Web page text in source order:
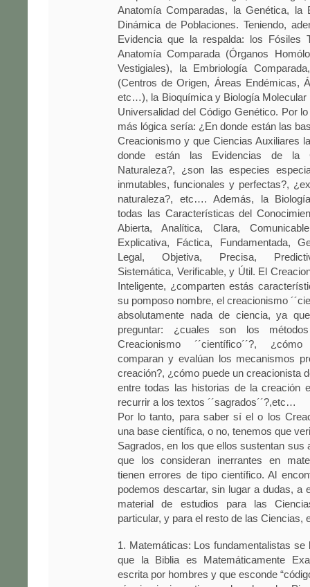
Anatomía Comparadas, la Genética, la
Dinámica de Poblaciones. Teniendo,
Evidencia que la respalda: los Fósiles
Anatomía Comparada (Órganos
Vestigiales), la Embriología
(Centros de Origen, Áreas Endémicas,
etc…), la Bioquímica y Biología Molecular
Universalidad del Código Genético. Por
más lógica sería: ¿En donde están las
Creacionismo y que Ciencias Auxiliares
donde están las Evidencias de la
Naturaleza?, ¿son las especies
inmutables, funcionales y perfectas?,
naturaleza?, etc…. Además, la
todas las Características del
Abierta, Analítica, Clara,
Explicativa, Fáctica, Fundamentada,
Legal, Objetiva, Precisa,
Sistemática, Verificable, y Útil. El
Inteligente, ¿comparten estás
su pomposo nombre, el creacionismo
absolutamente nada de ciencia, ya
preguntar: ¿cuales son los
Creacionismo ´´científico´´?,
comparan y evalúan los mecanismos
creación?, ¿cómo puede un creacionista
entre todas las historias de la creación
recurrir a los textos ´´sagrados´´?,etc…
Por lo tanto, para saber sí el o los
una base científica, o no, tenemos que
Sagrados, en los que ellos sustentan sus
que los consideran inerrantes en
tienen errores de tipo científico. Al
podemos descartar, sin lugar a dudas, a
material de estudios para las
particular, y para el resto de las Ciencias,
1. Matemáticas: Los fundamentalistas se
que la Biblia es Matemáticamente
escrita por hombres y que esconde